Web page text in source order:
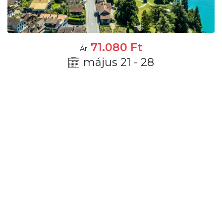
Ár: 71.080 Ft
május 21 - 28